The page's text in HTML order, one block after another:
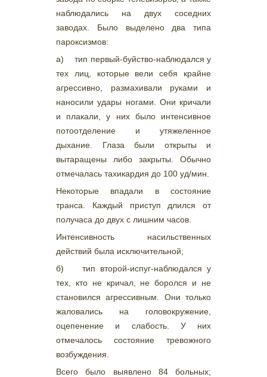
наблюдались на двух соседних
заводах. Было выделено два типа
пароксизмов:
а) тип первый-буйство-наблюдался у
тех лиц, которые вели себя крайне
агрессивно, размахивали руками и
наносили удары ногами. Они кричали
и плакали, у них было интенсивное
потоотделение и утяжеленное
дыхание. Глаза были открыты и
вытаращены либо закрыты. Обычно
отмечалась тахикардия до 100 уд/мин.
Некоторые впадали в состояние
транса. Каждый приступ длился от
получаса до двух с лишним часов.
Интенсивность насильственных
действий была исключительной;
б) тип второй-испуг-наблюдался у
тех, кто не кричал, не боролся и не
становился агрессивным. Они только
жаловались на головокружение,
оцепенение и слабость. У них
отмечалось состояние тревожного
возбуждения.
Всего было выявлено 84 больных;